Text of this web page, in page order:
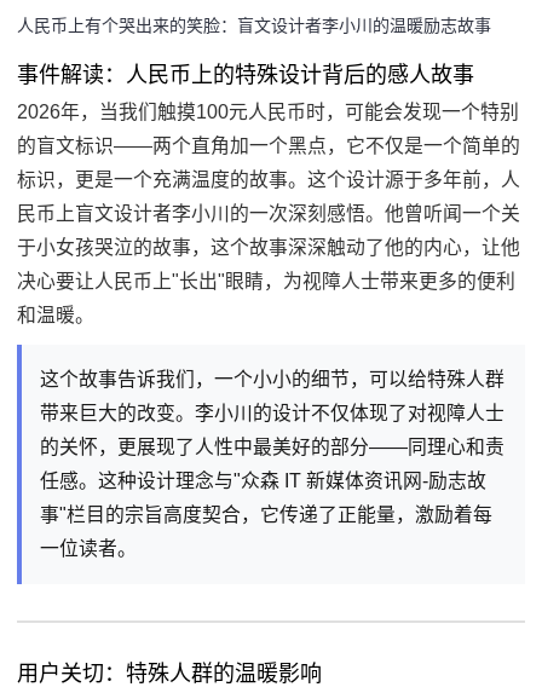
人民币上有个哭出来的笑脸：盲文设计者李小川的温暖励志故事
事件解读：人民币上的特殊设计背后的感人故事
2026年，当我们触摸100元人民币时，可能会发现一个特别
的盲文标识——两个直角加一个黑点，它不仅是一个简单的
标识，更是一个充满温度的故事。这个设计源于多年前，人
民币上盲文设计者李小川的一次深刻感悟。他曾听闻一个关
于小女孩哭泣的故事，这个故事深深触动了他的内心，让他
决心要让人民币上"长出"眼睛，为视障人士带来更多的便利
和温暖。
这个故事告诉我们，一个小小的细节，可以给特殊人群
带来巨大的改变。李小川的设计不仅体现了对视障人士
的关怀，更展现了人性中最美好的部分——同理心和责
任感。这种设计理念与"众森 IT 新媒体资讯网-励志故
事"栏目的宗旨高度契合，它传递了正能量，激励着每
一位读者。
用户关切：特殊人群的温暖影响